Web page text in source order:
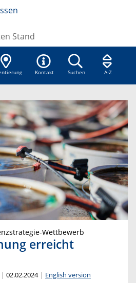
Stand
Kontakt Suchen A-Z
Wettbewerb
erreicht
02.02.2024 English version